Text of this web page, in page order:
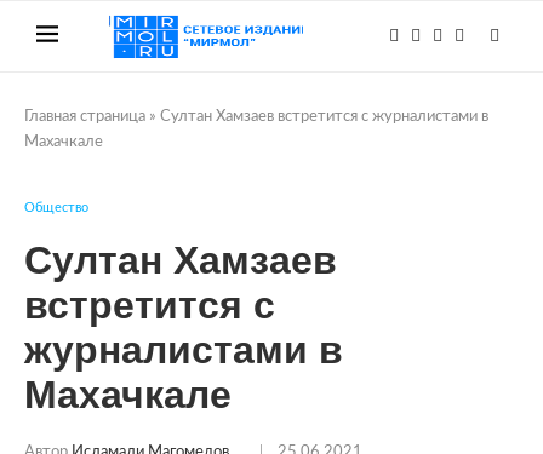
Главная страница » Султан Хамзаев встретится с журналистами в
Махачкале
Общество
Султан Хамзаев
встретится с
журналистами в
Махачкале